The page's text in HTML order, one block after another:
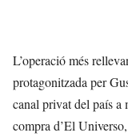
L’operació més
protagonitzada per
canal privat del país a
compra d’El